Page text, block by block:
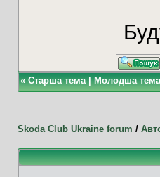
«Старша тема|Молодша тема
Skoda Club Ukraine forum /